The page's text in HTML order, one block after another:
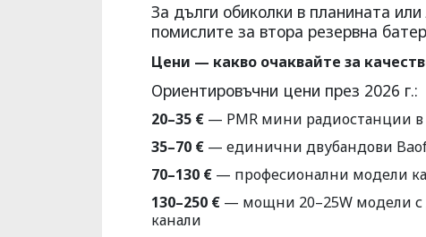
За дълги обиколки в планината
помислите за втора резервна
Цени — какво очаквайте за
Ориентировъчни цени през 2026 г.:
20–35 € — PMR мини радиостанции в
35–70 € — единични двубандови
70–130 € — професионални модели
130–250 € — мощни 20–25W модели с
канали